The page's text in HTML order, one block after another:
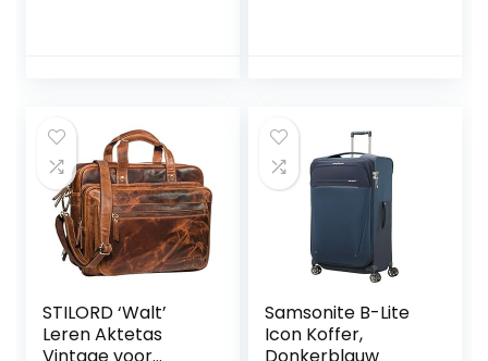
schoolrugzak, voor
studenten, leraren,
voor universiteit,
werk
Aktetassen
Bandjes Geel
STILORD ‘Walt’
Leren Aktetas
Samsonite B-Lite
Icon Koffer,